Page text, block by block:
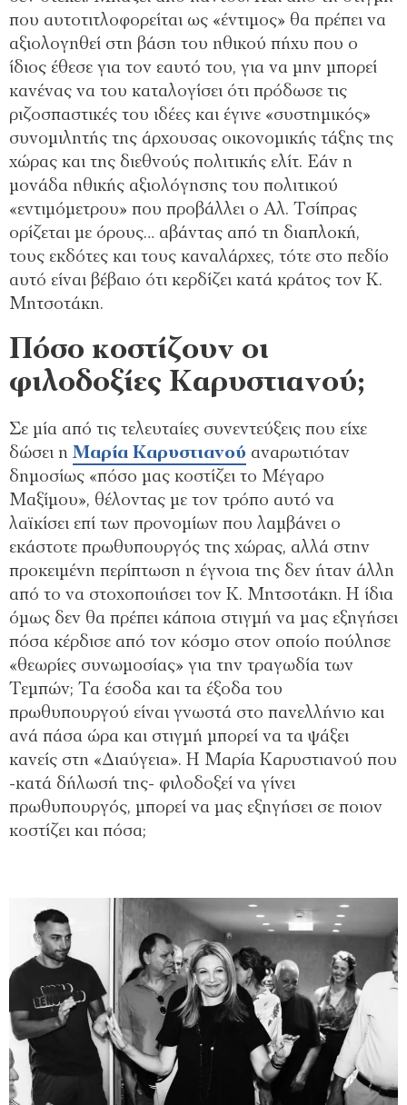
που αυτοτιτλοφορείται ως «έντιμος» θα πρέπει να
αξιολογηθεί στη βάση του ηθικού πήχυ που ο
ίδιος έθεσε για τον εαυτό του, για να μην μπορεί
κανένας να του καταλογίσει ότι πρόδωσε τις
ριζοσπαστικές του ιδέες και έγινε «συστημικός»
συνομιλητής της άρχουσας οικονομικής τάξης της
χώρας και της διεθνούς πολιτικής ελίτ. Εάν η
μονάδα ηθικής αξιολόγησης του πολιτικού
«εντιμόμετρου» που προβάλλει ο Αλ. Τσίπρας
ορίζεται με όρους… αβάντας από τη διαπλοκή,
τους εκδότες και τους καναλάρχες, τότε στο πεδίο
αυτό είναι βέβαιο ότι κερδίζει κατά κράτος τον Κ.
Μητσοτάκη.
Πόσο κοστίζουν οι
φιλοδοξίες Καρυστιανού;
Σε μία από τις τελευταίες συνεντεύξεις που είχε
δώσει η Μαρία Καρυστιανού αναρωτιόταν
δημοσίως «πόσο μας κοστίζει το Μέγαρο
Μαξίμου», θέλοντας με τον τρόπο αυτό να
λαϊκίσει επί των προνομίων που λαμβάνει ο
εκάστοτε πρωθυπουργός της χώρας, αλλά στην
προκειμένη περίπτωση η έγνοια της δεν ήταν άλλη
από το να στοχοποιήσει τον Κ. Μητσοτάκη. Η ίδια
όμως δεν θα πρέπει κάποια στιγμή να μας εξηγήσει
πόσα κέρδισε από τον κόσμο στον οποίο πούλησε
«θεωρίες συνωμοσίας» για την τραγωδία των
Τεμπών; Τα έσοδα και τα έξοδα του
πρωθυπουργού είναι γνωστά στο πανελλήνιο και
ανά πάσα ώρα και στιγμή μπορεί να τα ψάξει
κανείς στη «Διαύγεια». Η Μαρία Καρυστιανού που
-κατά δήλωσή της- φιλοδοξεί να γίνει
πρωθυπουργός, μπορεί να μας εξηγήσει σε ποιον
κοστίζει και πόσα;